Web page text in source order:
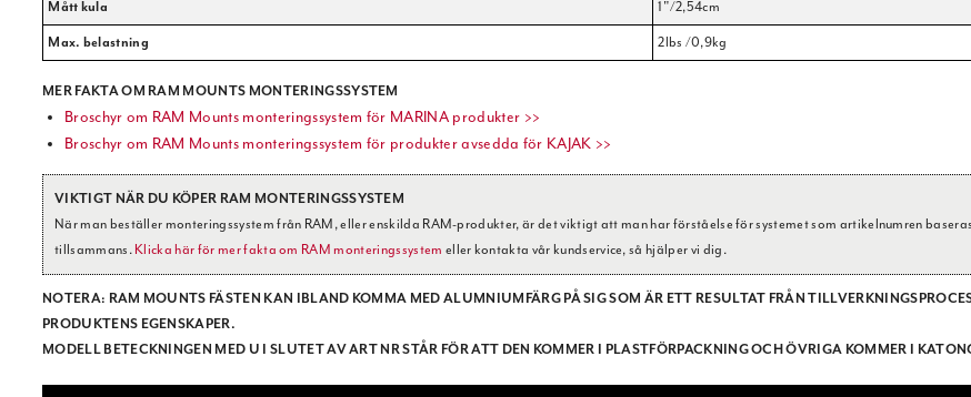
Mått kula
1"/2,54cm
Max. belastning
2lbs /0,9kg
MER FAKTA OM RAM MOUNTS MONTERINGSSYSTEM
Broschyr om RAM Mounts monteringssystem för MARINA produkter >>
Broschyr om RAM Mounts monteringssystem för produkter avsedda för KAJAK >>
VIKTIGT NÄR DU KÖPER RAM MONTERINGSSYSTEM
När man beställer monteringssystem från RAM, eller enskilda RAM-produkter, är det viktigt att man har förståelse för systemet som artikelnumren
tillsammans.Klicka här för mer fakta om RAM monteringssystem eller kontakta vår kundservice, så hjälper vi dig.
NOTERA: RAM MOUNTS FÄSTEN KAN IBLAND KOMMA MED ALUMNIUMFÄRG PÅ SIG SOM ÄR ETT RESULTAT FRÅN
PRODUKTENS EGENSKAPER.
MODELL BETECKNINGEN MED U I SLUTET AV ART NR STÅR FÖR ATT DEN KOMMER I PLASTFÖRPACKNING OCH ÖVRIGA KOMMER I